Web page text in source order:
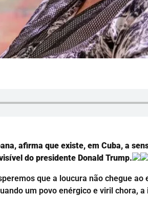
afirma que existe, em Cuba, a
do presidente Donald Trump.
que a loucura não chegue ao
um povo enérgico e viril chora, a